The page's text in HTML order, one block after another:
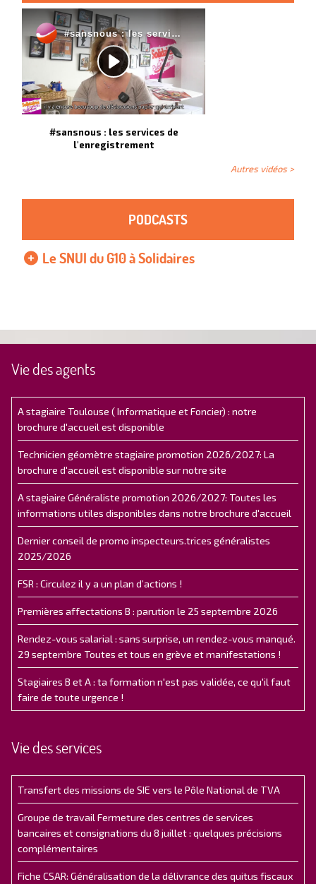
#sansnous : les services de
l'enregistrement
Autres vidéos >
PODCASTS
Le SNUI du G10 à Solidaires
Vie des agents
A stagiaire Toulouse ( Informatique et Foncier) : notre
brochure d'accueil est disponible
Technicien géomètre stagiaire promotion 2026/2027: La
brochure d'accueil est disponible sur notre site
A stagiaire Généraliste promotion 2026/2027: Toutes les
informations utiles disponibles dans notre brochure d'accueil
Dernier conseil de promo inspecteurs.trices généralistes
2025/2026
FSR : Circulez il y a un plan d’actions !
Premières affectations B : parution le 25 septembre 2026
Rendez-vous salarial : sans surprise, un rendez-vous manqué.
29 septembre Toutes et tous en grève et manifestations !
Stagiaires B et A : ta formation n'est pas validée, ce qu'il faut
faire de toute urgence !
Vie des services
Transfert des missions de SIE vers le Pôle National de TVA
Groupe de travail Fermeture des centres de services
bancaires et consignations du 8 juillet : quelques précisions
complémentaires
Fiche CSAR: Généralisation de la délivrance des quitus fiscaux